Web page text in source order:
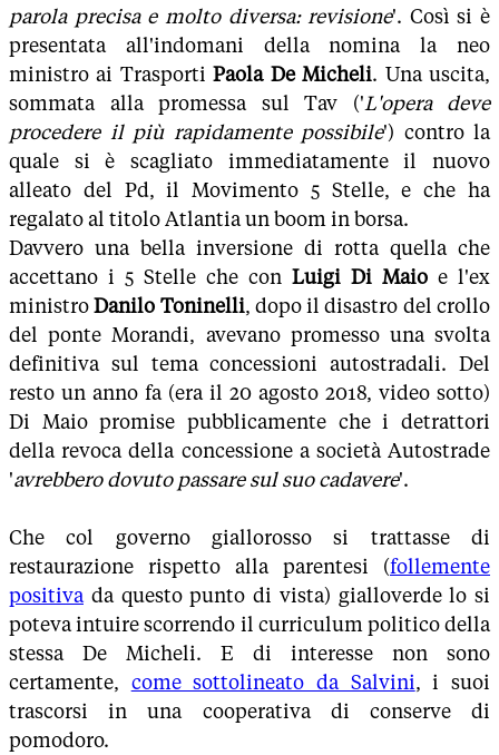
parola precisa e molto diversa: revisione'. Così si è
presentata all'indomani della nomina la neo
ministro ai TrasportiPaola De Micheli. Una uscita,
sommata alla promessa sul Tav ('L'opera deve
procedere il più rapidamente possibile') contro la
quale si è scagliato immediatamente il nuovo
alleato del Pd, il Movimento 5 Stelle, e che ha
regalato al titolo Atlantia un boom in borsa.
Davvero una bella inversione di rotta quella che
accettano i 5 Stelle che con Luigi Di Maio e l'ex
ministroDanilo Toninelli, dopo il disastro del crollo
del ponte Morandi, avevano promesso una svolta
definitiva sul tema concessioni autostradali. Del
resto un anno fa (era il 20 agosto 2018, video sotto)
Di Maio promise pubblicamente che i detrattori
della revoca della concessione a società Autostrade
'avrebbero dovuto passare sul suo cadavere'.
Che col governo giallorosso si trattasse di
restaurazione rispetto alla parentesi (follemente
positiva da questo punto di vista) gialloverde lo si
poteva intuire scorrendo il curriculum politico della
stessa De Micheli. E di interesse non sono
certamente, come sottolineato da Salvini, i suoi
trascorsi in una cooperativa di conserve di
pomodoro.